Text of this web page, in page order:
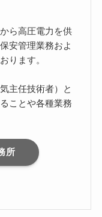
ら高圧電力を供
安管理業務およ
ります。
主任技術者）と
ことや各種業務
所